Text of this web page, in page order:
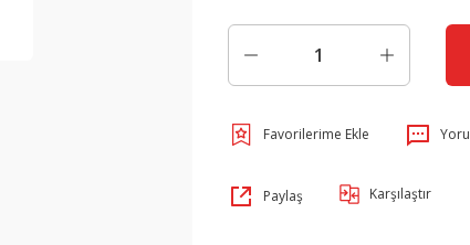
Paylaş Karşılaştır